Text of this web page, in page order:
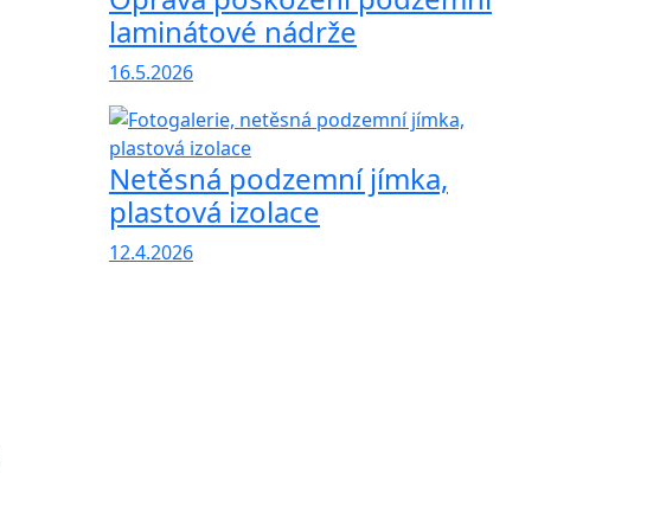
laminátové nádrže
16.5.2026
Netěsná podzemní jímka,
plastová izolace
12.4.2026